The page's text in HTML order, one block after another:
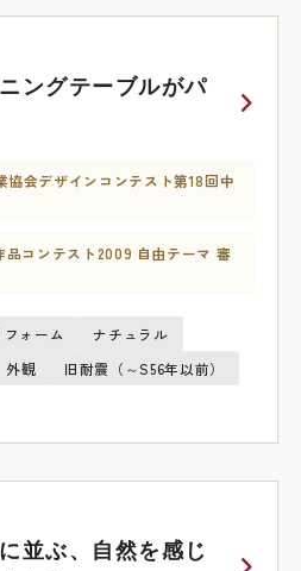
ングテーブルがパ
協会デザインコンテスト第18回中
品コンテスト2009 自由テーマ 審
ォーム
ナチュラル
外観
旧耐震（～S56年以前）
並ぶ、自然を感じ